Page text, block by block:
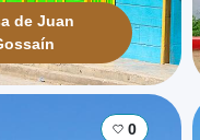
de Juan
0